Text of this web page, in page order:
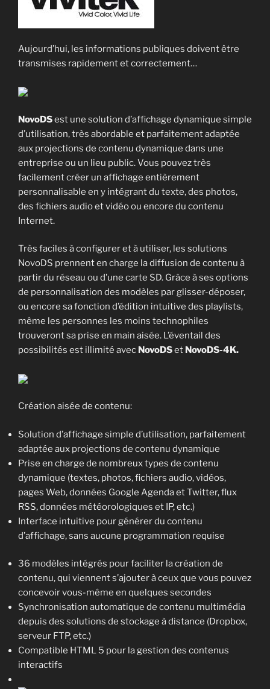
Aujourd’hui, les informations publiques doivent être
transmises rapidement et correctement…
NovoDSest une solution d’affichage dynamique simple
d’utilisation, très abordable et parfaitement adaptée
aux projections de contenu dynamique dans une
entreprise ou un lieu public. Vous pouvez très
facilement créer un affichage entièrement
personnalisable en y intégrant du texte, des photos,
des fichiers audio et vidéo ou encore du contenu
Internet.
Très faciles à configurer et à utiliser, les solutions
NovoDS prennent en charge la diffusion de contenu à
partir du réseau ou d’une carte SD. Grâce à ses options
de personnalisation des modèles par glisser-déposer,
ou encore sa fonction d’édition intuitive des playlists,
même les personnes les moins technophiles
trouveront sa prise en main aisée. L’éventail des
possibilités est illimité avec NovoDSet NovoDS-4K.
Création aisée de contenu:
Solution d’affichage simple d’utilisation, parfaitement
adaptée aux projections de contenu dynamique
Prise en charge de nombreux types de contenu
dynamique (textes, photos, fichiers audio, vidéos,
pages Web, données Google Agenda et Twitter, flux
RSS, données météorologiques et IP, etc.)
Interface intuitive pour générer du contenu
d’affichage, sans aucune programmation requise
36 modèles intégrés pour faciliter la création de
contenu, qui viennent s’ajouter à ceux que vous pouvez
concevoir vous-même en quelques secondes
Synchronisation automatique de contenu multimédia
depuis des solutions de stockage à distance (Dropbox,
serveur FTP, etc.)
Compatible HTML 5 pour la gestion des contenus
interactifs